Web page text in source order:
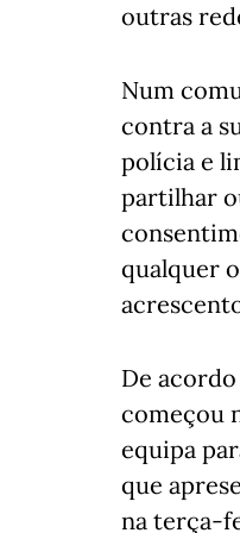
outras
Num
contra a
polícia e
partilhar
qualquer
De
começou
equipa
que
na terça-